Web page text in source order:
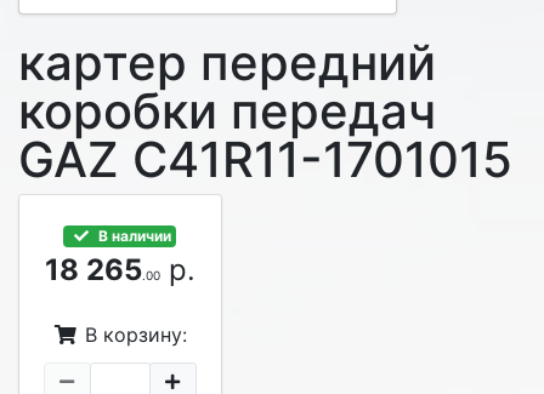
картер передний
коробки передач
GAZ C41R11-1701015
В наличии
18 265.00р.
В корзину: